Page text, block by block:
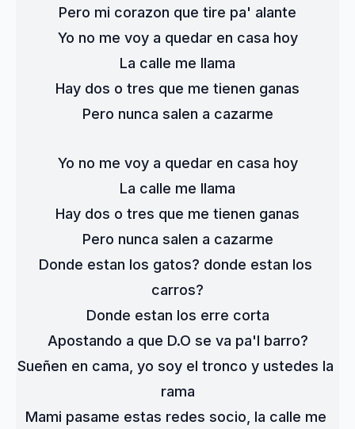
Pero mi corazon que tire pa' alante
Yo no me voy a quedar en casa hoy
La calle me llama
Hay dos o tres que me tienen ganas
Pero nunca salen a cazarme
Yo no me voy a quedar en casa hoy
La calle me llama
Hay dos o tres que me tienen ganas
Pero nunca salen a cazarme
Donde estan los gatos? donde estan los
carros?
Donde estan los erre corta
Apostando a que D.O se va pa'l barro?
Sueñen en cama, yo soy el tronco y ustedes la
rama
Mami pasame estas redes socio, la calle me